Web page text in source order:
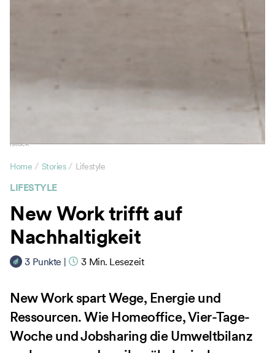
istock
LIFESTYLE
Home / Stories / Lifestyle
New Work trifft auf
Nachhaltigkeit
3 Punkte | 3 Min. Lesezeit
New Work spart Wege, Energie und
Ressourcen. Wie Homeoffice, Vier-Tage-
Woche und Jobsharing die Umweltbilanz